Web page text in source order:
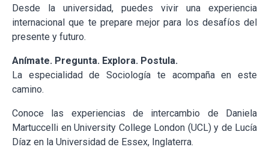
Desde la universidad, puedes vivir una experiencia
internacional que te prepare mejor para los desafíos del
presente y futuro.
Anímate. Pregunta. Explora. Postula.
La especialidad de Sociología te acompaña en este
camino.
Conoce las experiencias de intercambio de Daniela
Martuccelli en University College London (UCL) y de Lucía
Díaz en la Universidad de Essex, Inglaterra.